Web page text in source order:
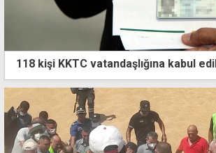
118 kişi KKTC vatandaşlığına kabul